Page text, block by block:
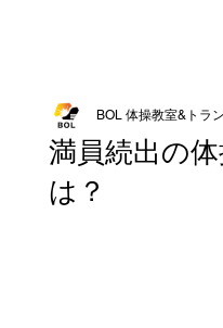
満員続出の
は？
BOL 体操教室&トラ